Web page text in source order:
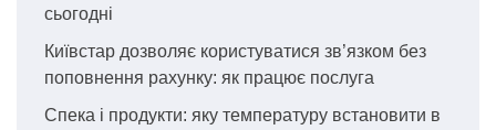
сьогодні
Київстар дозволяє користуватися зв’язком без
поповнення рахунку: як працює послуга
Спека і продукти: яку температуру встановити в